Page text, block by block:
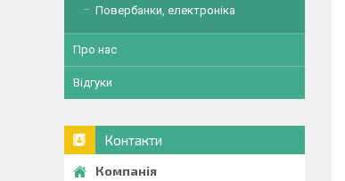
Повербанки, електроніка
Про нас
Відгуки
Контакти